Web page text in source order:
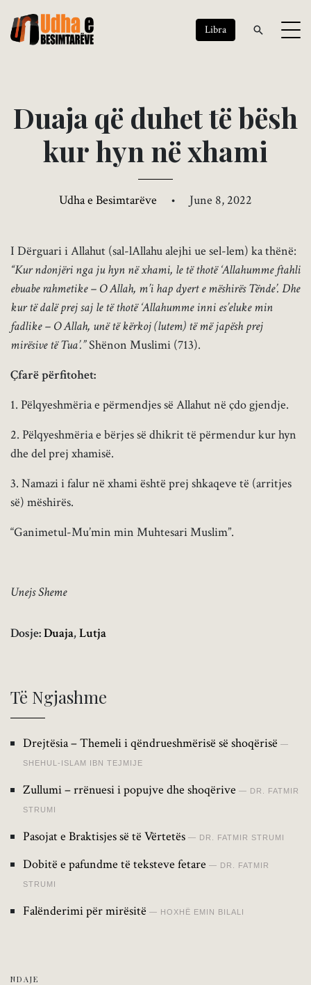
Libra
Duajaqë duhettëbësh
kurhyn nëxhami
Udha e Besimtarëve • June 8, 2022
I Dërguari i Allahut (sal-lAllahu alejhi ue sel-lem) ka thënë:
“Kur ndonjëri nga ju hyn në xhami, le të thotë ‘Allahumme ftahli
ebuabe rahmetike – O Allah, m’i hap dyert e mëshirës Tënde’. Dhe
kur të dalë prej saj le të thotë ‘Allahumme inni es’eluke min
fadlike – O Allah, unë të kërkoj (lutem) të më japësh prej
mirësive të Tua’.”Shënon Muslimi (713).
Çfarë përfitohet:
1. Pëlqyeshmëria e përmendjes së Allahut në çdo gjendje.
2. Pëlqyeshmëria e bërjes së dhikrit të përmendur kur hyn
dhe del prej xhamisë.
3. Namazi i falur në xhami është prej shkaqeve të (arritjes
së) mëshirës.
“Ganimetul-Mu’min min Muhtesari Muslim”.
Unejs Sheme
Dosje:Duaja,Lutja
Të Ngjashme
Drejtësia – Themeli i qëndrueshmërisë së shoqërisë
SHEHUL-ISLAM IBN TEJMIJE
Zullumi – rrënuesi i popujve dhe shoqërive DR. FATMIR
STRUMI
Pasojat e Braktisjes së të Vërtetës DR. FATMIR STRUMI
Dobitë e pafundme të teksteve fetare DR. FATMIR
STRUMI
Falënderimi për mirësitë HOXHË EMIN BILALI
NDAJE